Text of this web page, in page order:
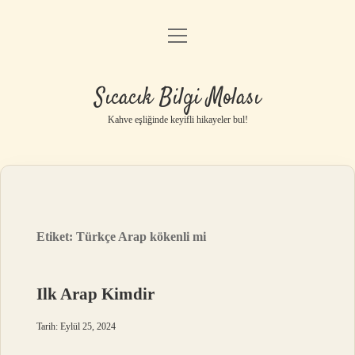
Anasayfa
Yasal Uyarı
menüyü
Sıcacık Bilgi Molası
Kahve eşliğinde keyifli hikayeler bul!
Etiket:Türkçe Arap kökenli mi
Ilk Arap Kimdir
Tarih: Eylül 25, 2024